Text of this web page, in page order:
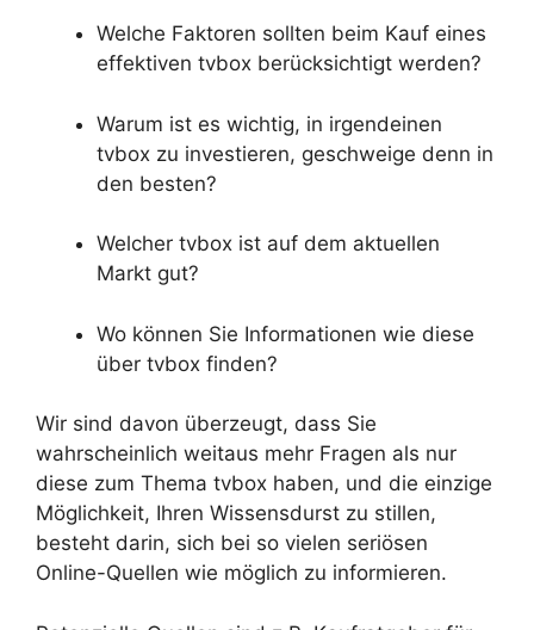
Welche Faktoren sollten beim Kauf eines
effektiven tvbox berücksichtigt werden?
Warum ist es wichtig, in irgendeinen
tvbox zu investieren, geschweige denn in
den besten?
Welcher tvbox ist auf dem aktuellen
Markt gut?
Wo können Sie Informationen wie diese
über tvbox finden?
Wir sind davon überzeugt, dass Sie
wahrscheinlich weitaus mehr Fragen als nur
diese zum Thema tvbox haben, und die einzige
Möglichkeit, Ihren Wissensdurst zu stillen,
besteht darin, sich bei so vielen seriösen
Online-Quellen wie möglich zu informieren.